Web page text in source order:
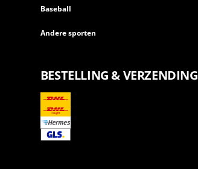
Baseball
Andere sporten
BESTELLING & VERZENDING